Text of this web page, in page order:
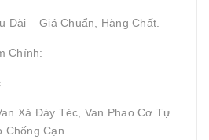
Dài – Giá Chuẩn, Hàng Chất.
Chính:
Xả Đáy Téc, Van Phao Cơ Tự
Cạn.